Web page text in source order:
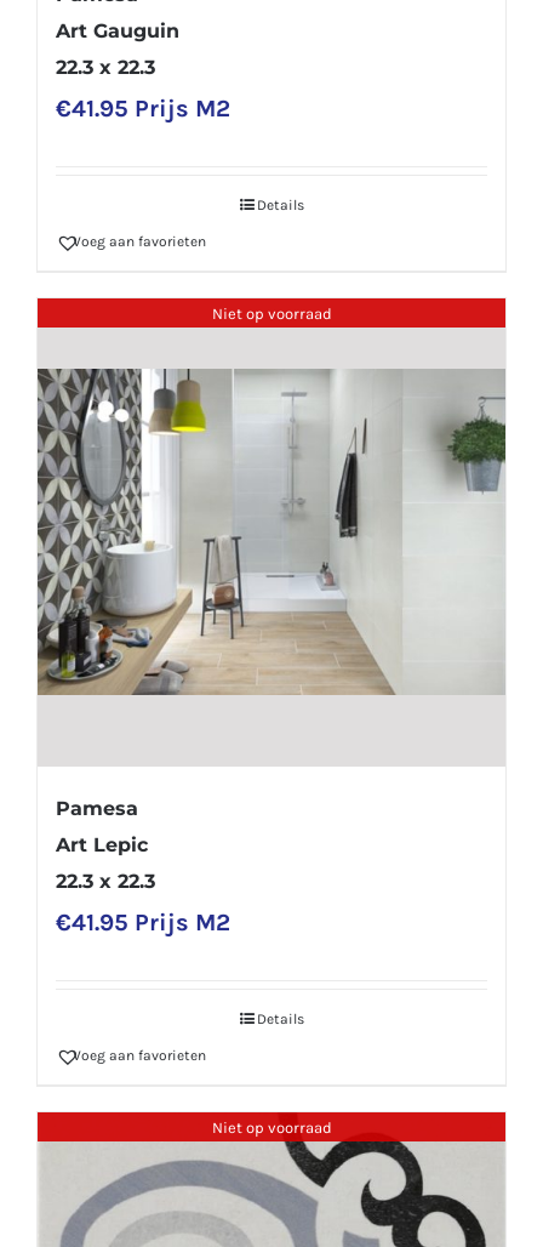
Art Gauguin
22.3 x 22.3
€41.95 Prijs M2
Details
Voeg aan favorieten
Niet op voorraad
Pamesa
Art Lepic
22.3 x 22.3
€41.95 Prijs M2
Details
Voeg aan favorieten
Niet op voorraad